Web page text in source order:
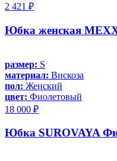
2 421 ₽
Юбка женская
размер: S
материал: Вискоза
пол: Женский
цвет: Фиолетовый
18 000 ₽
Юбка SUROVAYA